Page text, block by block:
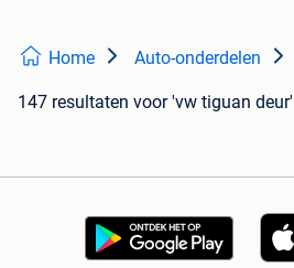
Home Auto-onderdelen
147 resultaten voor 'vw tiguan deur'